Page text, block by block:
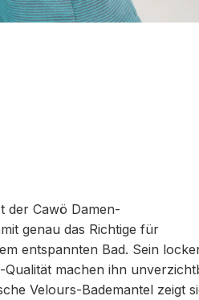
der Cawö Damen-
genau das Richtige für
entspannten Bad. Sein
machen ihn
Velours-Bademantel zeigt